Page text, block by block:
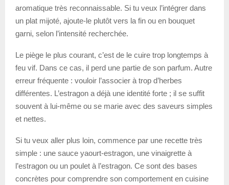
aromatique très reconnaissable. Si tu veux l’intégrer dans
un plat mijoté, ajoute-le plutôt vers la fin ou en bouquet
garni, selon l’intensité recherchée.
Le piège le plus courant, c’est de le cuire trop longtemps à
feu vif. Dans ce cas, il perd une partie de son parfum. Autre
erreur fréquente : vouloir l’associer à trop d’herbes
différentes. L’estragon a déjà une identité forte ; il se suffit
souvent à lui-même ou se marie avec des saveurs simples
et nettes.
Si tu veux aller plus loin, commence par une recette très
simple : une sauce yaourt-estragon, une vinaigrette à
l’estragon ou un poulet à l’estragon. Ce sont des bases
concrètes pour comprendre son comportement en cuisine